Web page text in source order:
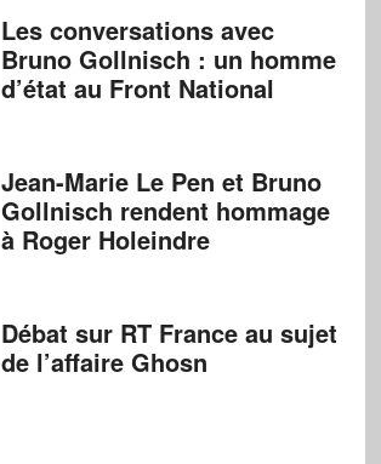
Les conversations avec
Bruno Gollnisch : un homme
d’état au Front National
Jean-Marie Le Pen et Bruno
Gollnisch rendent hommage
à Roger Holeindre
Débat sur RT France au sujet
de l’affaire Ghosn